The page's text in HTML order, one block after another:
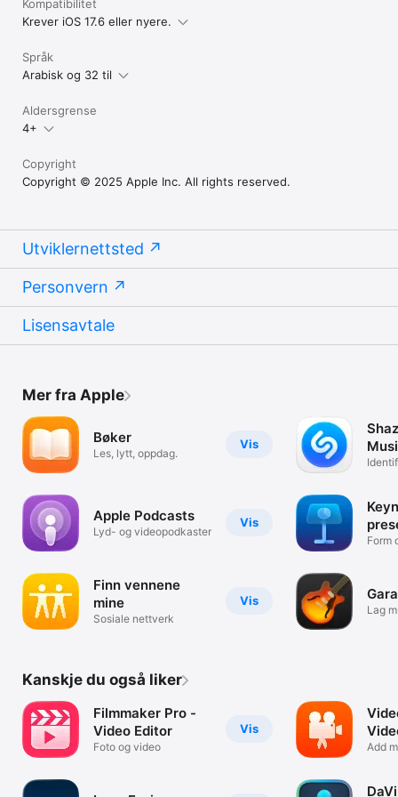
Kompatibilitet
Krever iOS 17.6 eller nyere.
Språk
Arabisk og 32 til
Aldersgrense
4+
Copyright
Copyright © 2025 Apple Inc. All rights reserved.
Utviklernettsted
Personvern
Lisensavtale
Mer fra Apple
Vis
Bøker
Les, lytt, oppdag.
Vis
Apple Podcasts
Lyd- og videopodkaster
Vis
Finn vennene
mine
Sosiale nettverk
Form
Lag
Kanskje du også liker
Vis
Filmmaker Pro -
Video Editor
Foto og video
Add